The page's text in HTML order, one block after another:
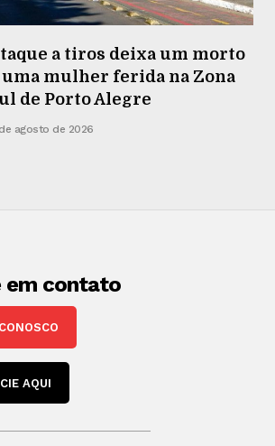
a tiros deixa um morto
uma mulher ferida na Zona
de Porto Alegre
agosto de 2026
em contato
AQUI